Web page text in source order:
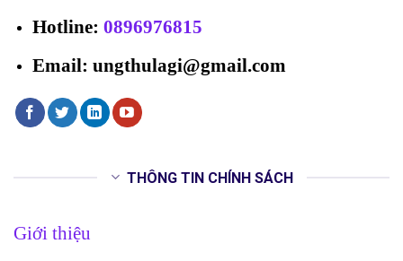
Hotline: 0896976815
Email: ungthulagi@gmail.com
THÔNG TIN CHÍNH SÁCH
Giới thiệu